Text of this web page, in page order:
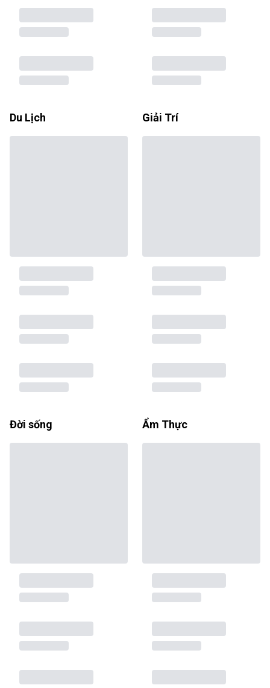
Du Lịch Giải Trí
Đời sống Ẩm Thực